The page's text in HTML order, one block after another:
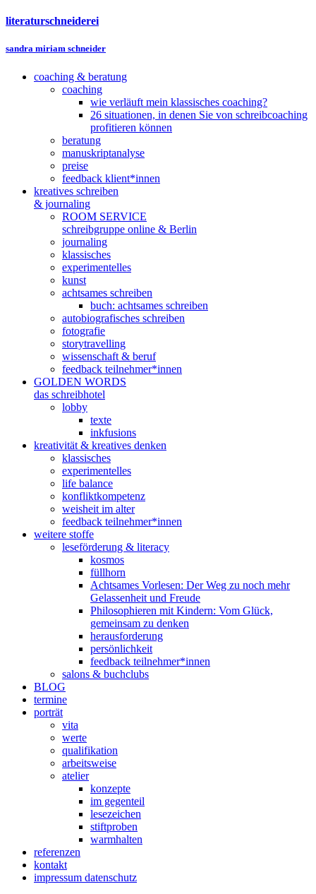
literaturschneiderei
sandra miriam schneider
coaching & beratung
coaching
wie verläuft mein klassisches coaching?
26 situationen, in denen Sie von schreibcoaching
profitieren können
beratung
manuskriptanalyse
preise
feedback klient*innen
kreatives schreiben
& journaling
ROOM SERVICE
schreibgruppe online & Berlin
journaling
klassisches
experimentelles
kunst
achtsames schreiben
buch: achtsames schreiben
autobiografisches schreiben
fotografie
storytravelling
wissenschaft & beruf
feedback teilnehmer*innen
GOLDEN WORDS
das schreibhotel
lobby
texte
inkfusions
kreativität & kreatives denken
klassisches
experimentelles
life balance
konfliktkompetenz
weisheit im alter
feedback teilnehmer*innen
weitere stoffe
leseförderung & literacy
kosmos
füllhorn
Achtsames Vorlesen: Der Weg zu noch mehr
Gelassenheit und Freude
Philosophieren mit Kindern: Vom Glück,
gemeinsam zu denken
herausforderung
persönlichkeit
feedback teilnehmer*innen
salons & buchclubs
BLOG
termine
porträt
vita
werte
qualifikation
arbeitsweise
atelier
konzepte
im gegenteil
lesezeichen
stiftproben
warmhalten
referenzen
kontakt
impressum datenschutz